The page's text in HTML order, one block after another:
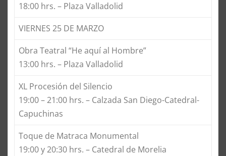
18:00 hrs. – Plaza Valladolid
VIERNES 25 DE MARZO
Obra Teatral “He aquí al Hombre”
13:00 hrs. – Plaza Valladolid
XL Procesión del Silencio
19:00 – 21:00 hrs. – Calzada San Diego-Catedral-
Capuchinas
Toque de Matraca Monumental
19:00 y 20:30 hrs. – Catedral de Morelia